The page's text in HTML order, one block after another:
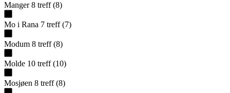
Manger 8 treff (8)
Mo i Rana 7 treff (7)
Modum 8 treff (8)
Molde 10 treff (10)
Mosjøen 8 treff (8)